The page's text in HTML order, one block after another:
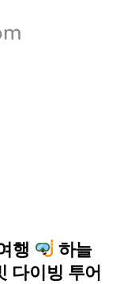
행
하늘
다이빙 투어